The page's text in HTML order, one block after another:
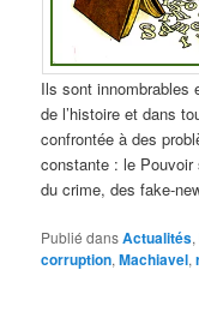
Ils sont innombrables
de l’histoire et dans
confrontée à des
constante : le Pouvoir
du crime, des fake-
Publié dansActualités,
corruption,Machiavel,